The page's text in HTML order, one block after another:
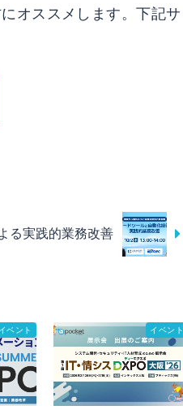
オススメします。下記サ
る実践的業務改善
イベント イベント